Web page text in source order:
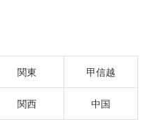
関東 甲信越
関西 中国